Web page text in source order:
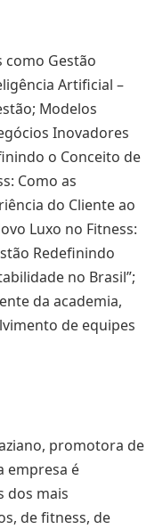
como Gestão
Artificial –
Modelos
Inovadores
o Conceito de
Como as
do Cliente ao
Luxo no Fitness:
Redefinindo
no Brasil”;
da academia,
de equipes
promotora de
empresa é
dos mais
de fitness, de